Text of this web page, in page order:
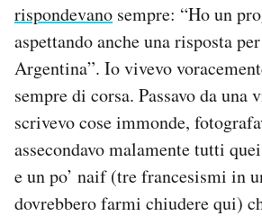
rispondevano sempre: “Ho un
aspettando anche una risposta
Argentina”. Io vivevo
sempre di corsa. Passavo da una
scrivevo cose immonde,
assecondavo malamente tutti
e un po’ naif (tre francesismi in
dovrebbero farmi chiudere qui)